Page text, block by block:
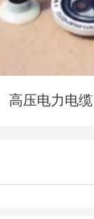
高压电力电缆